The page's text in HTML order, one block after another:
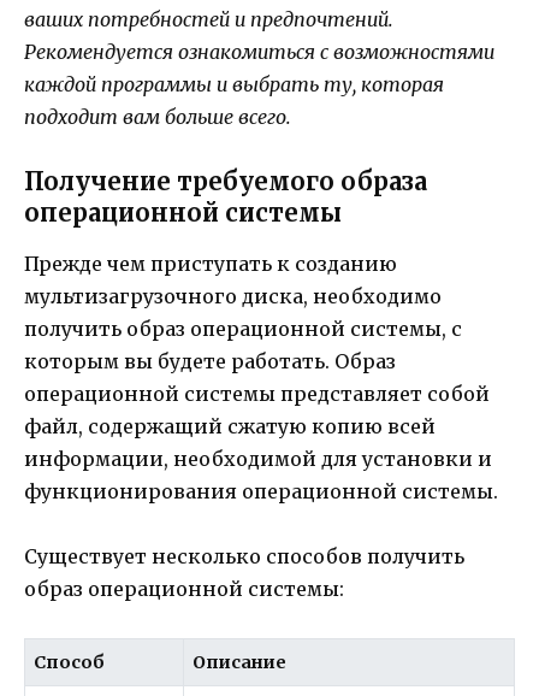
ваших потребностей и предпочтений.
Рекомендуется ознакомиться с возможностями
каждой программы и выбрать ту, которая
подходит вам больше всего.
Получение требуемого образа
операционной системы
Прежде чем приступать к созданию
мультизагрузочного диска, необходимо
получить образ операционной системы, с
которым вы будете работать. Образ
операционной системы представляет собой
файл, содержащий сжатую копию всей
информации, необходимой для установки и
функционирования операционной системы.
Существует несколько способов получить
образ операционной системы:
Способ Описание